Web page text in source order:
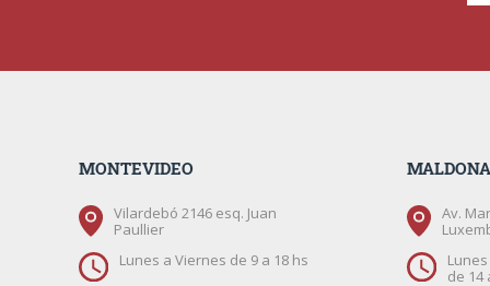
MONTEVIDEO
Vilardebó 2146 esq. Juan
Paullier
Lunes a Viernes de 9 a 18 hs
Av.
de 14